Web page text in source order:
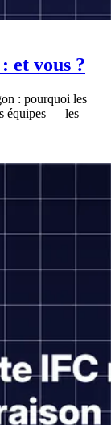
et vous ?
: pourquoi les
équipes — les